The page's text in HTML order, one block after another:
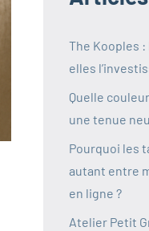
The Kooples
elles
Quelle
une tenue
Pourquoi les
autant entre
en ligne ?
Atelier Petit